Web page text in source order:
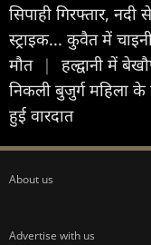
सिपाही गिरफ्तार,
स्ट्राइक... कुवैत में
मौत |
हल्द्वानी में
निकली बुजुर्ग महिला
हुई वारदात
About us
Advertise with us